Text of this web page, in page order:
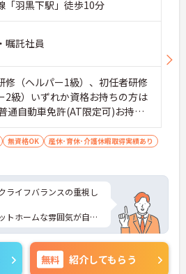
「羽黒下駅」徒歩10分
嘱託社員
（ヘルパー1級）、初任者研修
2級）いずれか資格お持ちの方は
通自動車免許(AT限定可)お持ち
験可 ■無資格者可 ■施設での介
る方は尚良し
無資格OK
産休･育休･介護休暇取得実績あり
ライフバランスの重視し
トホームな雰囲気が自慢
策ポイントなど、詳細を
軽にご相談ください。
無料 紹介してもらう